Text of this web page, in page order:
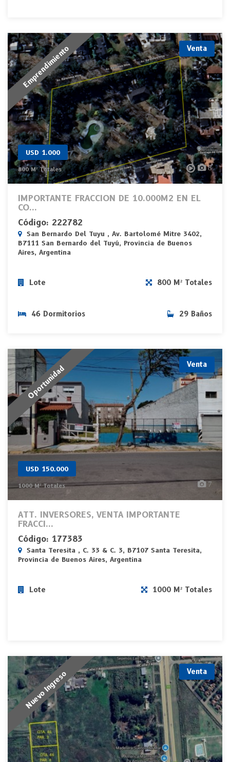
Emprendimiento Venta
USD 1.000
800 M² Totales 8
IMPORTANTE FRACCION DE 10.000M2 EN EL
CO...
Código: 222782
San Bernardo Del Tuyu , Av. Bartolomé Mitre 3402,
B7111 San Bernardo del Tuyú, Provincia de Buenos
Aires, Argentina
Lote 800 M² Totales
46 Dormitorios 29 Baños
Oportunidad Venta
USD 150.000
1000 M² Totales 7
ATT. INVERSORES, VENTA IMPORTANTE
FRACCI...
Código: 177383
Santa Teresita , C. 33 & C. 3, B7107 Santa Teresita,
Provincia de Buenos Aires, Argentina
Lote 1000 M² Totales
Nuevo Ingreso Venta